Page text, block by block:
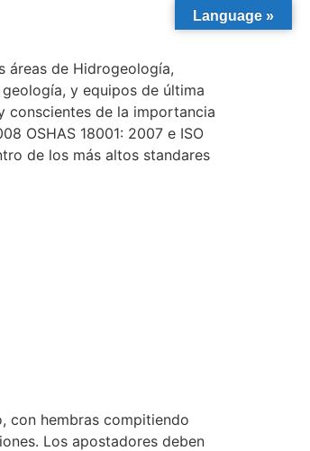
áreas de Hidrogeología,
y equipos de última
conscientes de la importancia
OSHAS 18001: 2007 e ISO
de los más altos standares
con hembras compitiendo
Los apostadores deben
Language »